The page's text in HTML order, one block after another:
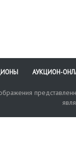
АУКЦИОН-